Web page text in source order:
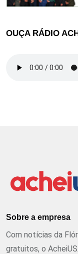
OUÇA RÁDIO
Sobre a empresa
Com notícias da
gratuitos, o